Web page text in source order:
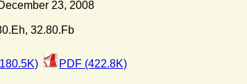
23, 2008
32.80.Fb
PDF (422.8K)